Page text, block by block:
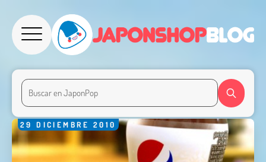
29 DICIEMBRE 2010